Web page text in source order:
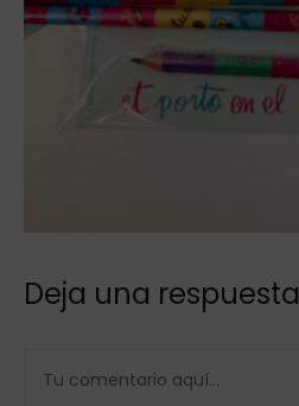
Deja una respuesta